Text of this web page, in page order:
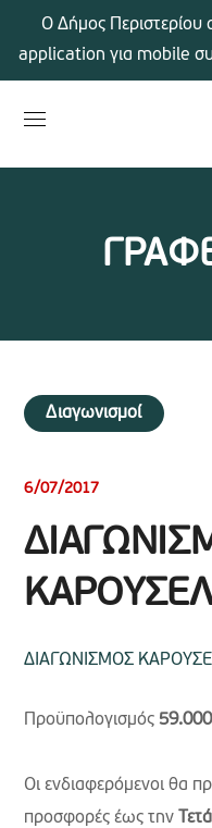
Διαγωνισμοί
6/07/2017
ΔΙΑΓΩΝΙΣΜΟΣ
Προϋπολογισμός
Οι ενδιαφερόμενοι θα
προσφορές έως την
Ο Δήμος Περιστερίου
application για mobile